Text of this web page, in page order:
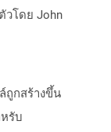
วโดย John
ถูกสร้างขึ้น
รับ